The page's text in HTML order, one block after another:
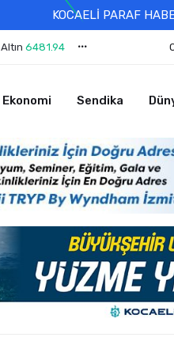
KOCAELİ PARAF
Altın 6481.94
Ekonomi Sendika